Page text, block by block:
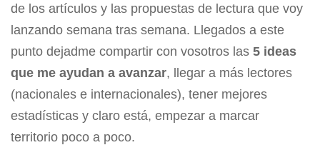
de los artículos y las propuestas de lectura que voy
lanzando semana tras semana. Llegados a este
punto dejadme compartir con vosotros las 5 ideas
que me ayudan a avanzar, llegar a más lectores
(nacionales e internacionales), tener mejores
estadísticas y claro está, empezar a marcar
territorio poco a poco.